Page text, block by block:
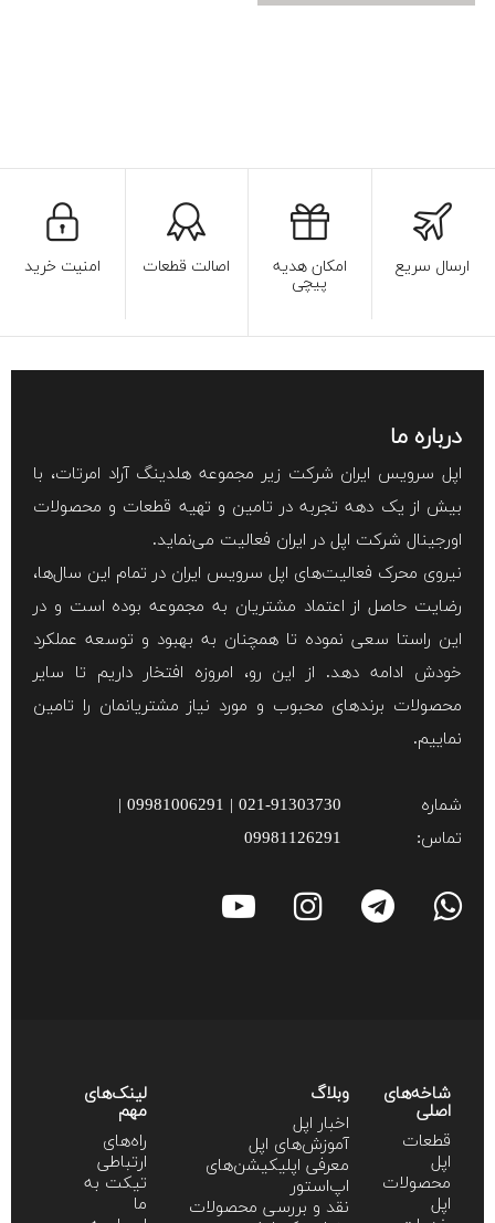
ارسال سریع امکان هدیه
پیچی
اصالت قطعات امنیت خرید
درباره ما
اپل سرویس ایران شرکت زیر مجموعه هلدینگ آراد امرتات، با
بیش از یک دهه تجربه در تامین و تهیه قطعات و محصولات
اورجینال شرکت اپل در ایران فعالیت می‌نماید.
نیروی محرک فعالیت‌های اپل سرویس ایران در تمام این سال‌ها،
رضایت حاصل از اعتماد مشتریان به مجموعه بوده است و در
این راستا سعی نموده تا همچنان به بهبود و توسعه عملکرد
خودش ادامه دهد. از این رو، امروزه افتخار داریم تا سایر
محصولات برند‌های محبوب و مورد نیاز مشتریانمان را تامین
نماییم.
شماره
تماس:
021-91303730 | 09981006291 |
09981126291
شاخه‌های
اصلی
قطعات
اپل
محصولات
اپل
وبلاگ
اخبار اپل
آموزش‌‌های اپل
معرفی اپلیکیشن‌های
اپ‌استور
نقد و بررسی محصولات
لینک‌های
مهم
راه‌های
ارتباطی
تیکت به
ما